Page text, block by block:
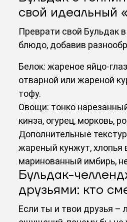
свой идеальный
Преврати свой Бульдак
блюдо, добавив
Белок: жареное яйцо-
отварной или жареной
тофу.
Овощи: тонко
кинза, огурец, морковь,
Дополнительные
жареный кунжут, хлопья
маринованный имбирь,
Бульдак-
друзьями: кто
Если ты и твои друзья –